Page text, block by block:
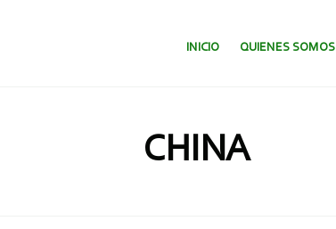
SALTAR AL CONTENIDO.
INICIO QUIENES SOMOS
CHINA